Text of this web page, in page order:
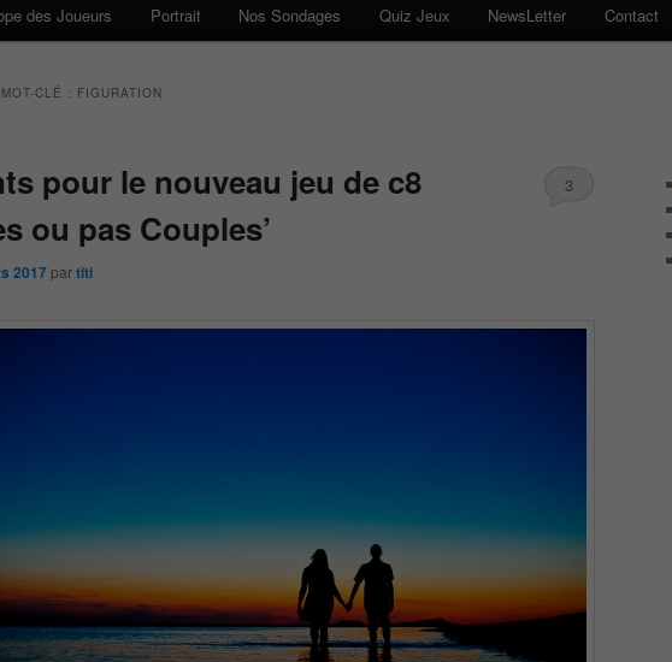
des Joueurs Portrait Nos Sondages Quiz Jeux NewsLetter Contact
CLÉ : FIGURATION
pour le nouveau jeu de c8
ou pas Couples’
2017 partiti
3